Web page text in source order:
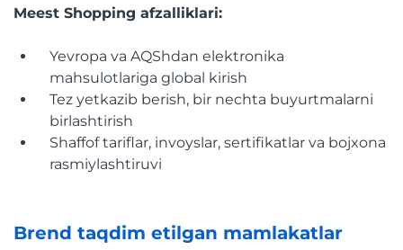
Meest Shopping afzalliklari:
Yevropa va AQShdan elektronika
mahsulotlariga global kirish
Tez yetkazib berish, bir nechta buyurtmalarni
birlashtirish
Shaffof tariflar, invoyslar, sertifikatlar va bojxona
rasmiylashtiruvi
Brend taqdim etilgan mamlakatlar